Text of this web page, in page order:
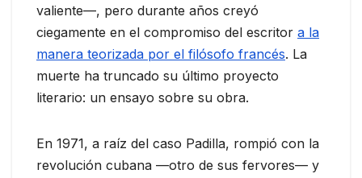
valiente—, pero durante años creyó
ciegamente en el compromiso del escritor a la
manera teorizada por el filósofo francés. La
muerte ha truncado su último proyecto
literario: un ensayo sobre su obra.
En 1971, a raíz del caso Padilla, rompió con la
revolución cubana —otro de sus fervores— y